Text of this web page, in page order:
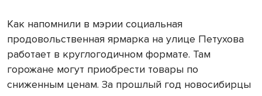
Как напомнили в мэрии социальная
продовольственная ярмарка на улице Петухова
работает в круглогодичном формате. Там
горожане могут приобрести товары по
сниженным ценам. За прошлый год новосибирцы